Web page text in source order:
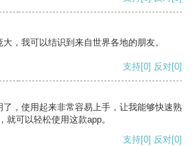
，我可以结识到来自世界各地的朋友。
支持[0] 反对[0]
，使用起来非常容易上手，让我能够快速熟
就可以轻松使用这款app。
支持[0] 反对[0]